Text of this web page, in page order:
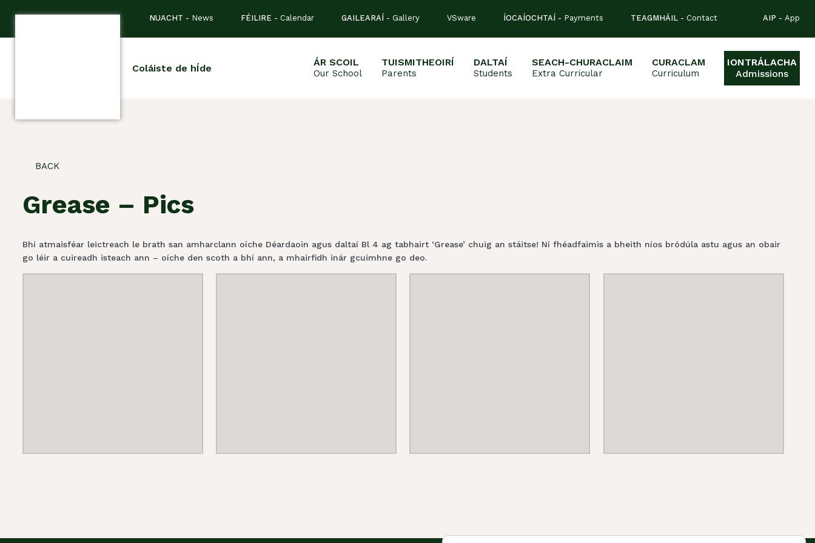
NUACHT - News FÉILIRE - Calendar GAILEARAÍ - Gallery VSware ÍOCAÍOCHTAÍ - Payments TEAGMHÁIL - Contact AIP - App
Coláiste de hÍde
ÁR SCOIL
Our School
TUISMITHEOIRÍ
Parents
DALTAÍ
Students
SEACH-CHURACLAIM
Extra Curricular
CURACLAM
Curriculum
IONTRÁLACHA
Admissions
BACK
Grease – Pics
Bhí atmaisféar leictreach le brath san amharclann oíche Déardaoin agus daltaí Bl 4 ag tabhairt ‘Grease’ chuig an stáitse! Ní fhéadfaimis a bheith níos bródúla astu agus an obair
go léir a cuireadh isteach ann – oíche den scoth a bhí ann, a mhairfidh inár gcuimhne go deo.